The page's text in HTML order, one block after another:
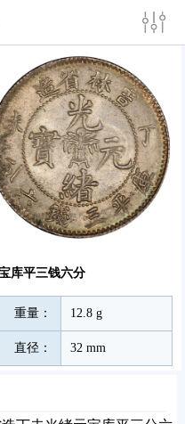
库平三钱六分
重量： 12.8 g
直径： 32 mm